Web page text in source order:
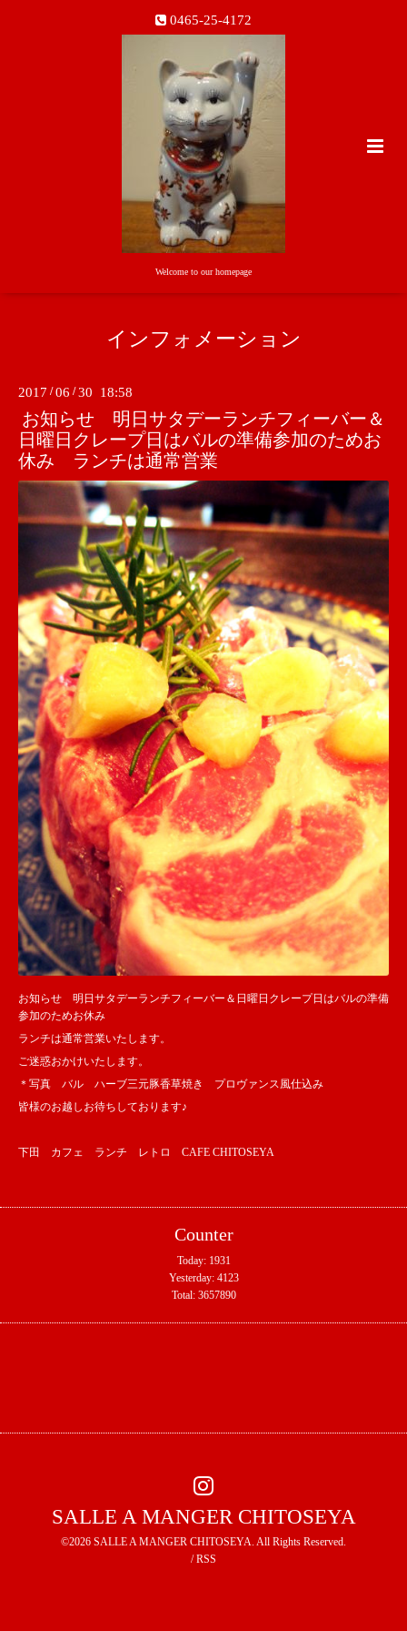
0465-25-4172
Welcome to our homepage
インフォメーション
2017 /06 /30 18:58
お知らせ 明日サタデーランチフィーバー＆
日曜日クレープ日はバルの準備参加のためお
休み ランチは通常営業
お知らせ 明日サタデーランチフィーバー＆日曜日クレープ日はバルの準備
参加のためお休み
ランチは通常営業いたします。
ご迷惑おかけいたします。
＊写真 バル ハーブ三元豚香草焼き プロヴァンス風仕込み
皆様のお越しお待ちしております♪
下田 カフェ ランチ レトロ CAFE CHITOSEYA
Counter
Today: 1931
Yesterday: 4123
Total: 3657890
SALLE A MANGER CHITOSEYA
©2026 SALLE A MANGER CHITOSEYA. All Rights Reserved.
/RSS